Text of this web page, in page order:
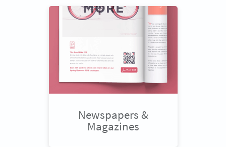
Newspapers &
Magazines